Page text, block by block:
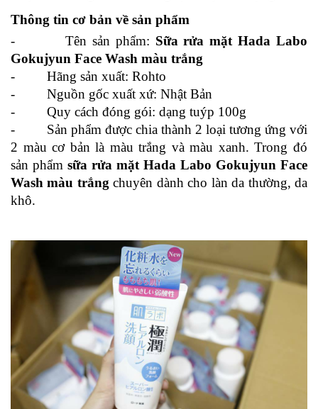
Thông tin cơ bản về sản phẩm
-         Tên sản phẩm: Sữa rửa mặt Hada Labo
Gokujyun Face Wash màu trắng
-         Hãng sản xuất: Rohto
-         Nguồn gốc xuất xứ: Nhật Bản
-         Quy cách đóng gói: dạng tuýp 100g
-         Sản phẩm được chia thành 2 loại tương ứng với
2 màu cơ bản là màu trắng và màu xanh. Trong đó
sản phẩm sữa rửa mặt Hada Labo Gokujyun Face
Wash màu trắng chuyên dành cho làn da thường, da
khô.